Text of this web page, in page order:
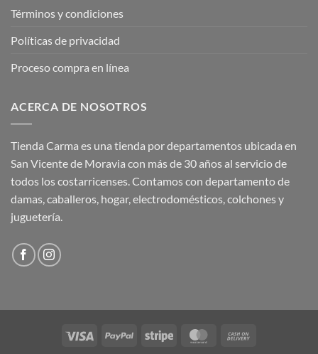
Términos y condiciones
Políticas de privacidad
Proceso compra en línea
ACERCA DE NOSOTROS
Tienda Carma es una tienda por departamentos ubicada en
San Vicente de Moravia con más de 30 años al servicio de
todos los costarricenses. Contamos con departamento de
damas, caballeros, hogar, electrodomésticos, colchones y
juguetería.
Visa PayPal Stripe MasterCard